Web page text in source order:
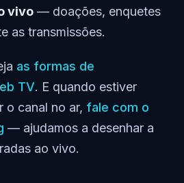
vivo — doações, enquetes
as transmissões.
as formas de
TV. E quando estiver
o canal no ar, fale com o
— ajudamos a desenhar a
ao vivo.